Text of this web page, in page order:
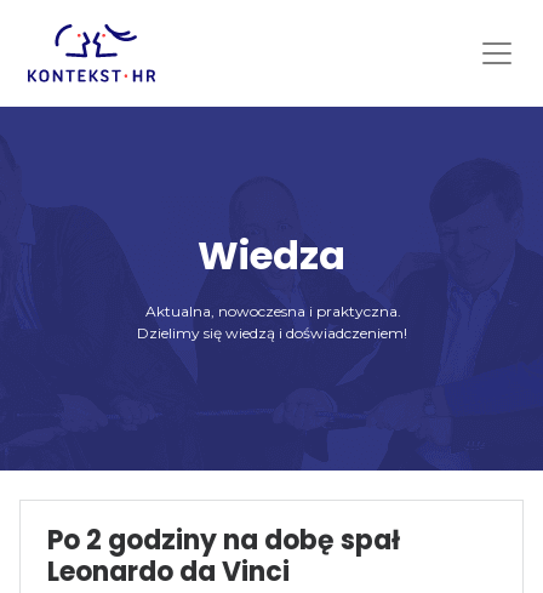
content
Wiedza
Aktualna, nowoczesna i praktyczna.
Dzielimy się wiedzą i doświadczeniem!
Po 2 godziny na dobę spał
Leonardo da Vinci